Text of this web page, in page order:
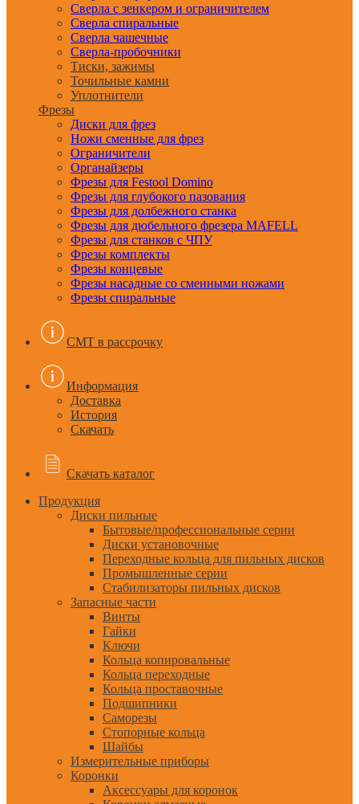
Сверла с зенкером и ограничителем
Сверла спиральные
Сверла чашечные
Сверла-пробочники
Тиски, зажимы
Точильные камни
Уплотнители
Фрезы
Диски для фрез
Ножи сменные для фрез
Ограничители
Органайзеры
Фрезы для Festool Domino
Фрезы для глубокого пазования
Фрезы для долбежного станка
Фрезы для дюбельного фрезера MAFELL
Фрезы для станков с ЧПУ
Фрезы комплекты
Фрезы концевые
Фрезы насадные со сменными ножами
Фрезы спиральные
CMT в рассрочку
Информация
Доставка
История
Скачать
Скачать каталог
Продукция
Диски пильные
Бытовые/профессиональные серии
Диски установочные
Переходные кольца для пильных дисков
Промышленные серии
Стабилизаторы пильных дисков
Запасные части
Винты
Гайки
Ключи
Кольца копировальные
Кольца переходные
Кольца проставочные
Подшипники
Саморезы
Стопорные кольца
Шайбы
Измерительные приборы
Коронки
Аксессуары для коронок